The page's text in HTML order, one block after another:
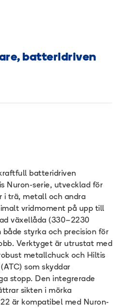
batteridriven
batteridriven
Nuron-serie, utvecklad för
i trä, metall och andra
vridmoment på upp till
växellåda (330–2230
styrka och precision för
Verktyget är utrustat med
metallchuck och Hiltis
som skyddar
stopp. Den integrerade
sikten i mörka
är kompatibel med Nuron-